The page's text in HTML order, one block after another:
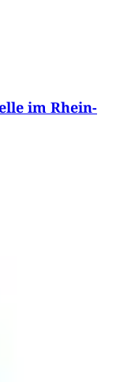
im Rhein-